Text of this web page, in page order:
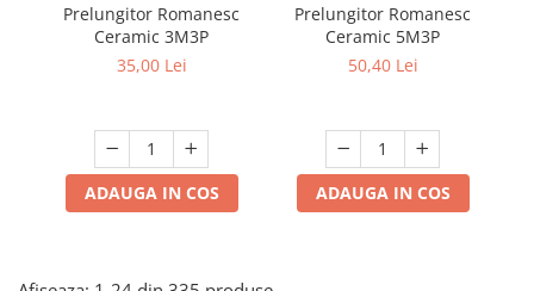
Lampi solare
Corpuri de iluminat
Corpuri Led - industriale
Aplice si Plafoniere Led
Proiectoare LED
Prelungitor Romanesc
Ceramic 3M3P
35,00 Lei
ADAUGA IN COS
Prelungitor Romanesc
Ceramic 5M3P
50,40 Lei
ADAUGA IN COS